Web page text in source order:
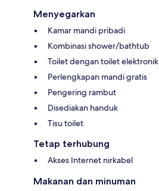
Menyegarkan
Kamar mandi pribadi
Kombinasi shower/bathtub
Toilet dengan toilet elektronik
Perlengkapan mandi gratis
Pengering rambut
Disediakan handuk
Tisu toilet
Tetap terhubung
Akses Internet nirkabel
Makanan dan minuman